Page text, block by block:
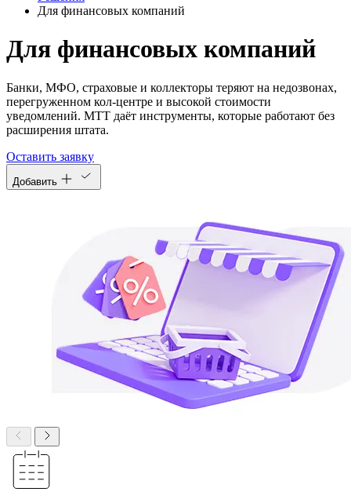
Для финансовых компаний
Для финансовых компаний
Банки, МФО, страховые и коллекторы теряют на недозвонах,
перегруженном кол-центре и высокой стоимости
уведомлений. МТТ даёт инструменты, которые работают без
расширения штата.
Оставить заявку
Добавить